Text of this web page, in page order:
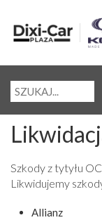
Szkody z tytyłu
Likwidujemy
Allianz